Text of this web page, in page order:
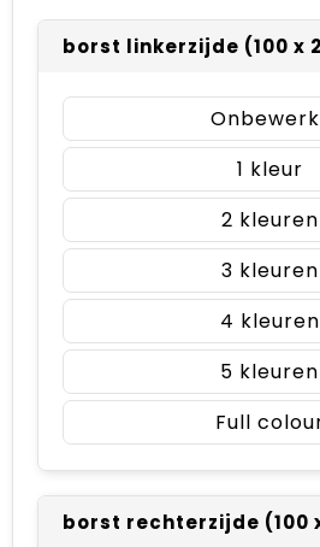
borst linkerzijde (100 x
1
2
3
4
5
Full
borst rechterzijde (100